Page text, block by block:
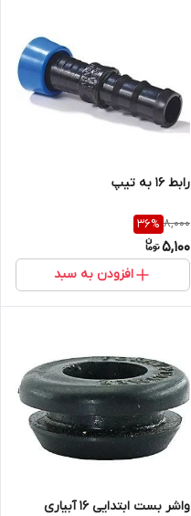
رابط 16 به تیپ
8,000
36%
5,100
افزودن به سبد
واشر بست ابتدایی 16 آبیاری